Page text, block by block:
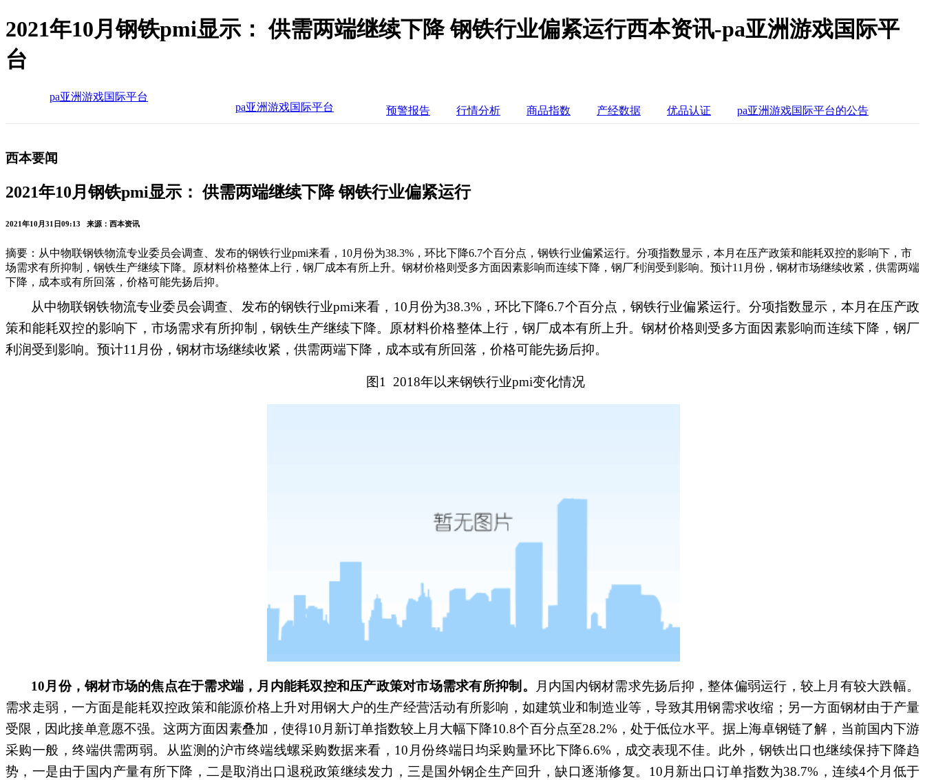
2021年10月钢铁pmi显示： 供需两端继续下降 钢铁行业偏紧运行西本资讯-pa亚洲游戏国际平
台
pa亚洲游戏国际平台
pa亚洲游戏国际平台
预警报告 行情分析 商品指数 产经数据 优品认证 pa亚洲游戏国际平台的公告
西本要闻
2021年10月钢铁pmi显示： 供需两端继续下降 钢铁行业偏紧运行
2021年10月31日09:13 来源：西本资讯
摘要：从中物联钢铁物流专业委员会调查、发布的钢铁行业pmi来看，10月份为38.3%，环比下降6.7个百分点，钢铁行业偏紧运行。分项指数显示，本月在压产政策和能耗双控的影响下，市
场需求有所抑制，钢铁生产继续下降。原材料价格整体上行，钢厂成本有所上升。钢材价格则受多方面因素影响而连续下降，钢厂利润受到影响。预计11月份，钢材市场继续收紧，供需两端
下降，成本或有所回落，价格可能先扬后抑。
从中物联钢铁物流专业委员会调查、发布的钢铁行业pmi来看，10月份为38.3%，环比下降6.7个百分点，钢铁行业偏紧运行。分项指数显示，本月在压产政
策和能耗双控的影响下，市场需求有所抑制，钢铁生产继续下降。原材料价格整体上行，钢厂成本有所上升。钢材价格则受多方面因素影响而连续下降，钢厂
利润受到影响。预计11月份，钢材市场继续收紧，供需两端下降，成本或有所回落，价格可能先扬后抑。
图1 2018年以来钢铁行业pmi变化情况
10月份，钢材市场的焦点在于需求端，月内能耗双控和压产政策对市场需求有所抑制。
月内国内钢材需求先扬后抑，整体偏弱运行，较上月有较大跌幅。
需求走弱，一方面是能耗双控政策和能源价格上升对用钢大户的生产经营活动有所影响，如建筑业和制造业等，导致其用钢需求收缩；另一方面钢材由于产量
受限，因此接单意愿不强。这两方面因素叠加，使得10月新订单指数较上月大幅下降10.8个百分点至28.2%，处于低位水平。据上海卓钢链了解，当前国内下游
采购一般，终端供需两弱。从监测的沪市终端线螺采购数据来看，10月份终端日均采购量环比下降6.6%，成交表现不佳。此外，钢铁出口也继续保持下降趋
势，一是由于国内产量有所下降，二是取消出口退税政策继续发力，三是国外钢企生产回升，缺口逐渐修复。10月新出口订单指数为38.7%，连续4个月低于